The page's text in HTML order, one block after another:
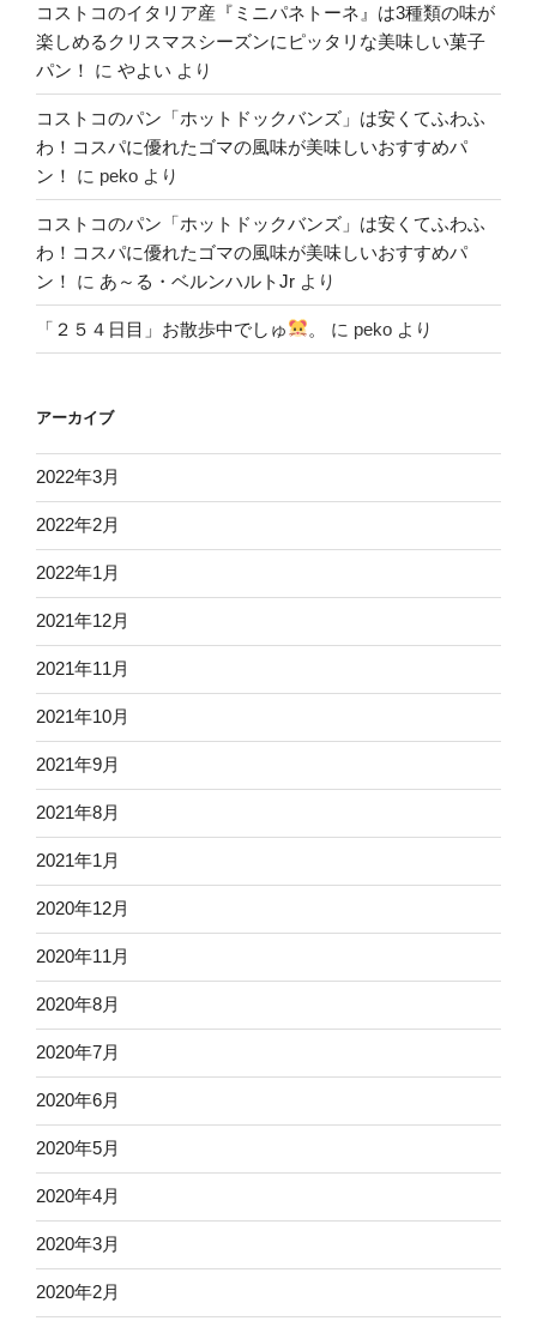
コストコのイタリア産『ミニパネトーネ』は3種類の味が
楽しめるクリスマスシーズンにピッタリな美味しい菓子
パン！
に やよい より
コストコのパン「ホットドックバンズ」は安くてふわふ
わ！コスパに優れたゴマの風味が美味しいおすすめパ
ン！
に peko より
コストコのパン「ホットドックバンズ」は安くてふわふ
わ！コスパに優れたゴマの風味が美味しいおすすめパ
ン！
に あ～る・ベルンハルトJr より
「２５４日目」お散歩中でしゅ 。 に peko より
アーカイブ
2022年3月
2022年2月
2022年1月
2021年12月
2021年11月
2021年10月
2021年9月
2021年8月
2021年1月
2020年12月
2020年11月
2020年8月
2020年7月
2020年6月
2020年5月
2020年4月
2020年3月
2020年2月